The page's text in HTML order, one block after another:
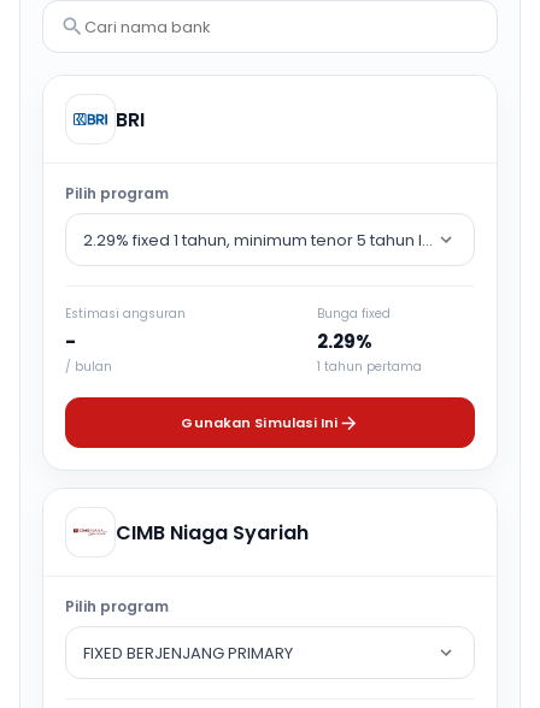
Cari nama bank
BRI
Pilih program
2.29% fixed 1 tahun, minimum tenor 5 tahun lalu counter
Estimasi angsuran
-
/ bulan
Bunga fixed
2.29%
1 tahun pertama
Gunakan Simulasi Ini
CIMB Niaga Syariah
Pilih program
FIXED BERJENJANG PRIMARY